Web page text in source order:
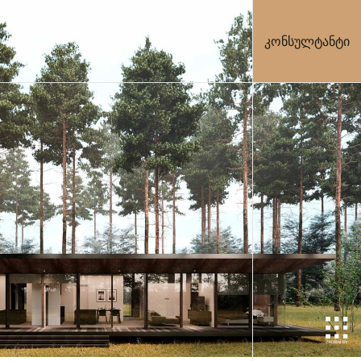
კონსულტანტი